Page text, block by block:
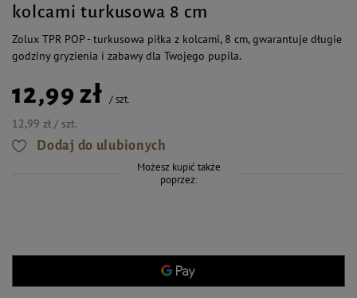
kolcami turkusowa 8 cm
Zolux TPR POP - turkusowa piłka z kolcami, 8 cm, gwarantuje długie
godziny gryzienia i zabawy dla Twojego pupila.
12,99 zł /szt.
12,99 zł / szt.
Dodaj do ulubionych
Możesz kupić także
poprzez: